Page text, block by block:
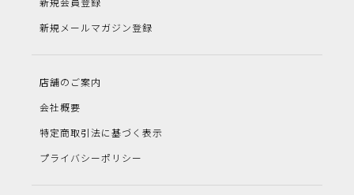
新規メールマガジン登録
店舗のご案内
会社概要
特定商取引法に基づく表示
プライバシーポリシー